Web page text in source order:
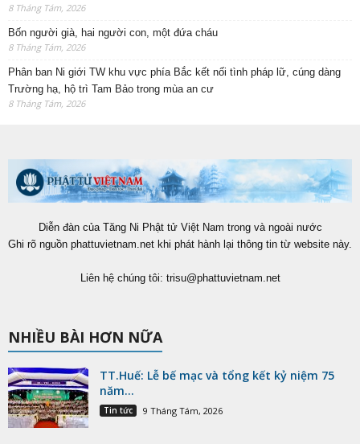
8 Tháng Tám, 2026
Bốn người già, hai người con, một đứa cháu
8 Tháng Tám, 2026
Phân ban Ni giới TW khu vực phía Bắc kết nối tình pháp lữ, cúng dàng
Trường hạ, hộ trì Tam Bảo trong mùa an cư
8 Tháng Tám, 2026
Diễn đàn của Tăng Ni Phật tử Việt Nam trong và ngoài nước
Ghi rõ nguồn phattuvietnam.net khi phát hành lại thông tin từ website này.
Liên hệ chúng tôi: trisu@phattuvietnam.net
NHIỀU BÀI HƠN NỮA
TT.Huế: Lễ bế mạc và tổng kết kỷ niệm 75
năm...
Tin tức 9 Tháng Tám, 2026